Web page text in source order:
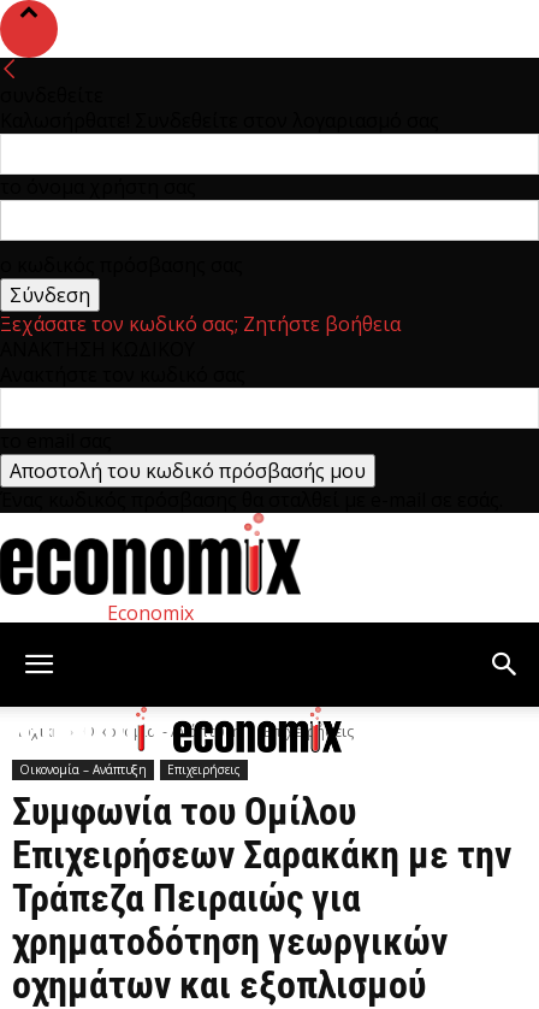
Ξεχάσατε τον κωδικό σας; Ζητήστε βοήθεια
Economix
Αρχική Οικονομία – Ανάπτυξη Επιχειρήσεις
Οικονομία – Ανάπτυξη Επιχειρήσεις
Συμφωνία του Ομίλου
Επιχειρήσεων Σαρακάκη με την
Τράπεζα Πειραιώς για
χρηματοδότηση γεωργικών
οχημάτων και εξοπλισμού